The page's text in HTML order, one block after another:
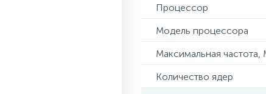
Процессор
Модель процессора
Максимальная
Количество ядер